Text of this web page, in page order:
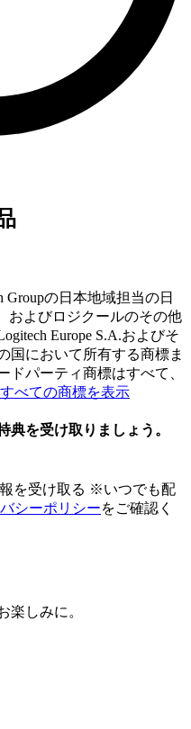
の日本地域担当の日
およびロジクールのその他
Europe S.A.およびそ
国において所有する商標ま
ドパーティ商標はすべて、
すべての商標を表示
典を受け取りましょう。
を受け取る ※いつでも配
シーポリシーをご確認く
楽しみに。